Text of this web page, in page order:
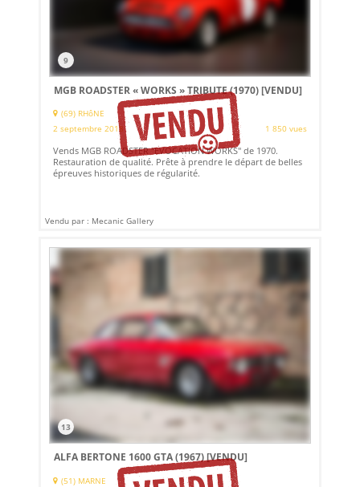
9
MGB ROADSTER « WORKS » TRIBUTE (1970)[VENDU]
(69) RHôNE
2 septembre 2018
1 850 vues
Vends MGB ROADSTER "EVOCATION WORKS" de 1970.
Restauration de qualité. Prête à prendre le départ de belles
épreuves historiques de régularité.
Vendu par : Mecanic Gallery
13
ALFA BERTONE 1600 GTA (1967)[VENDU]
(51) MARNE